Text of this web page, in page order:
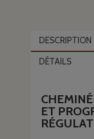
DESCRIPTION
DÉTAILS
ET